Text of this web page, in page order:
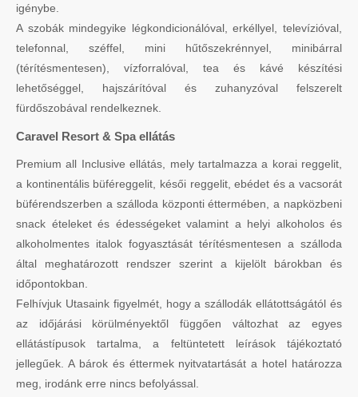
igénybe.
A szobák mindegyike légkondicionálóval, erkéllyel, televízióval,
telefonnal, széffel, mini hűtőszekrénnyel, minibárral
(térítésmentesen), vízforralóval, tea és kávé készítési
lehetőséggel, hajszárítóval és zuhanyzóval felszerelt
fürdőszobával rendelkeznek.
Caravel Resort & Spa ellátás
Premium all Inclusive ellátás, mely tartalmazza a korai reggelit,
a kontinentális büféreggelit, késői reggelit, ebédet és a vacsorát
büférendszerben a szálloda központi éttermében, a napközbeni
snack ételeket és édességeket valamint a helyi alkoholos és
alkoholmentes italok fogyasztását térítésmentesen a szálloda
által meghatározott rendszer szerint a kijelölt bárokban és
időpontokban.
Felhívjuk Utasaink figyelmét, hogy a szállodák ellátottságától és
az időjárási körülményektől függően változhat az egyes
ellátástípusok tartalma, a feltüntetett leírások tájékoztató
jellegűek. A bárok és éttermek nyitvatartását a hotel határozza
meg, irodánk erre nincs befolyással.